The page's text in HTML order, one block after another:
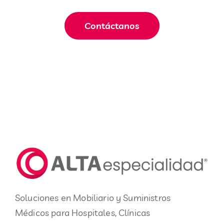
Contáctanos
Soluciones en Mobiliario y Suministros
Médicos para Hospitales, Clínicas